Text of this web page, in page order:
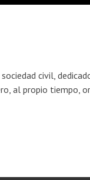
civil,
al propio tiempo,